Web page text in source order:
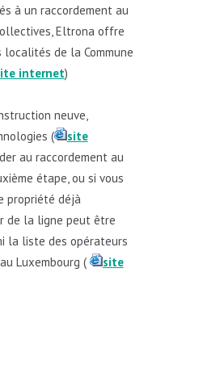
à un raccordement au
Eltrona offre
de la Commune
internet)
neuve,
(
site
au raccordement au
étape, ou si vous
propriété déjà
de la ligne peut être
la liste des opérateurs
Luxembourg (
site